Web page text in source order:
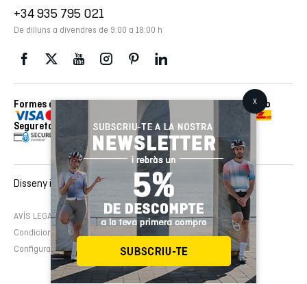
+34 935 795 021
De dilluns a divendres de 9:00 a 18:00 h
Formes de pagament
Enviaments realitzats amb
Seguretat
AVÍS LEGAL Política de cookies
Política de privacitat
Condicions de contractació
Configura cookies
Disseny i desenvolupament web :EMFASI